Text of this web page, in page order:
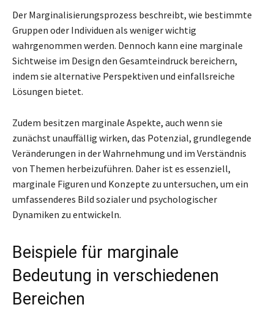
Der Marginalisierungsprozess beschreibt, wie bestimmte
Gruppen oder Individuen als weniger wichtig
wahrgenommen werden. Dennoch kann eine marginale
Sichtweise im Design den Gesamteindruck bereichern,
indem sie alternative Perspektiven und einfallsreiche
Lösungen bietet.
Zudem besitzen marginale Aspekte, auch wenn sie
zunächst unauffällig wirken, das Potenzial, grundlegende
Veränderungen in der Wahrnehmung und im Verständnis
von Themen herbeizuführen. Daher ist es essenziell,
marginale Figuren und Konzepte zu untersuchen, um ein
umfassenderes Bild sozialer und psychologischer
Dynamiken zu entwickeln.
Beispiele für marginale
Bedeutung in verschiedenen
Bereichen